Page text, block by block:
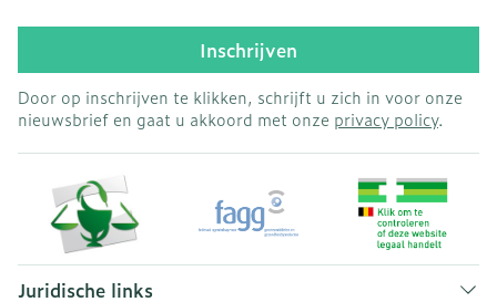
Inschrijven
Door op inschrijven te klikken, schrijft u zich in voor onze
nieuwsbrief en gaat u akkoord met onze privacy policy.
Juridische links